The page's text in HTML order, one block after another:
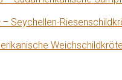
Seychellen-